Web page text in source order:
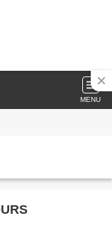
MENU